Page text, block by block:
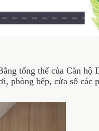
tổng thể của Căn hộ
phòng bếp, cửa sổ